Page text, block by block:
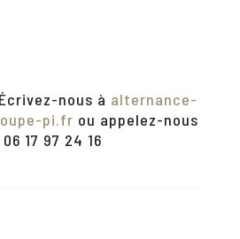
nous à alternance-
pi.fr ou appelez-nous
17 97 24 16